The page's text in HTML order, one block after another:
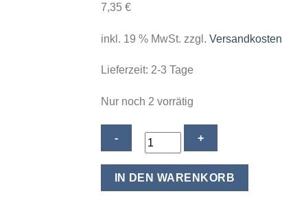
7,35 €
inkl. 19 % MwSt. zzgl. Versandkosten
Lieferzeit: 2-3 Tage
Nur noch 2 vorrätig
Kappers
KIS
Kera
Cream
IN DEN WARENKORB